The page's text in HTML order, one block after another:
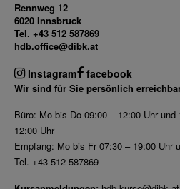
Rennweg 12
6020 Innsbruck
Tel. +43 512 587869
hdb.office@dibk.at
Instagram facebook
Wir sind für Sie persönlich
Büro: Mo bis Do 09:00 – 12:00 Uhr
12:00 Uhr
Empfang: Mo bis Fr 07:30 – 19:00 Uhr
Tel. +43 512 587869